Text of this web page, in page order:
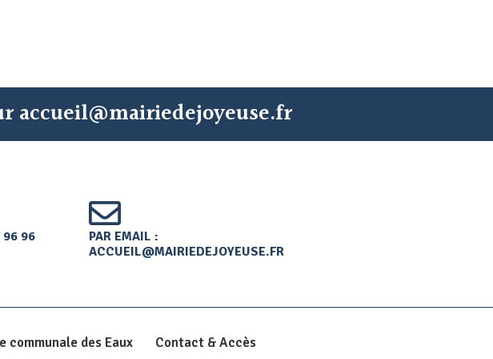
accueil@mairiedejoyeuse.fr
96 96
PAR EMAIL :
ACCUEIL@MAIRIEDEJOYEUSE.FR
communale des Eaux Contact & Accès